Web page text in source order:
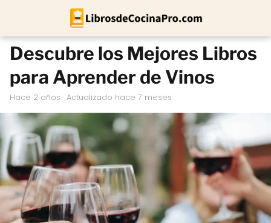
Descubre los Mejores Libros
para Aprender de Vinos
hace 2 años · Actualizado hace 7 meses